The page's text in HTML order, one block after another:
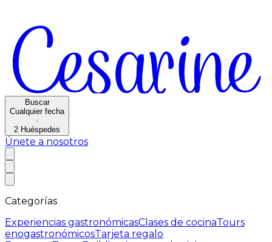
Buscar
Cualquier fecha
·
2 Huéspedes
Únete a nosotros
Categorías
Experiencias gastronómicasClases de cocinaTours
enogastronómicosTarjeta regalo